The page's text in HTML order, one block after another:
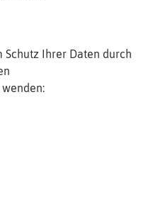
Schutz Ihrer Daten durch